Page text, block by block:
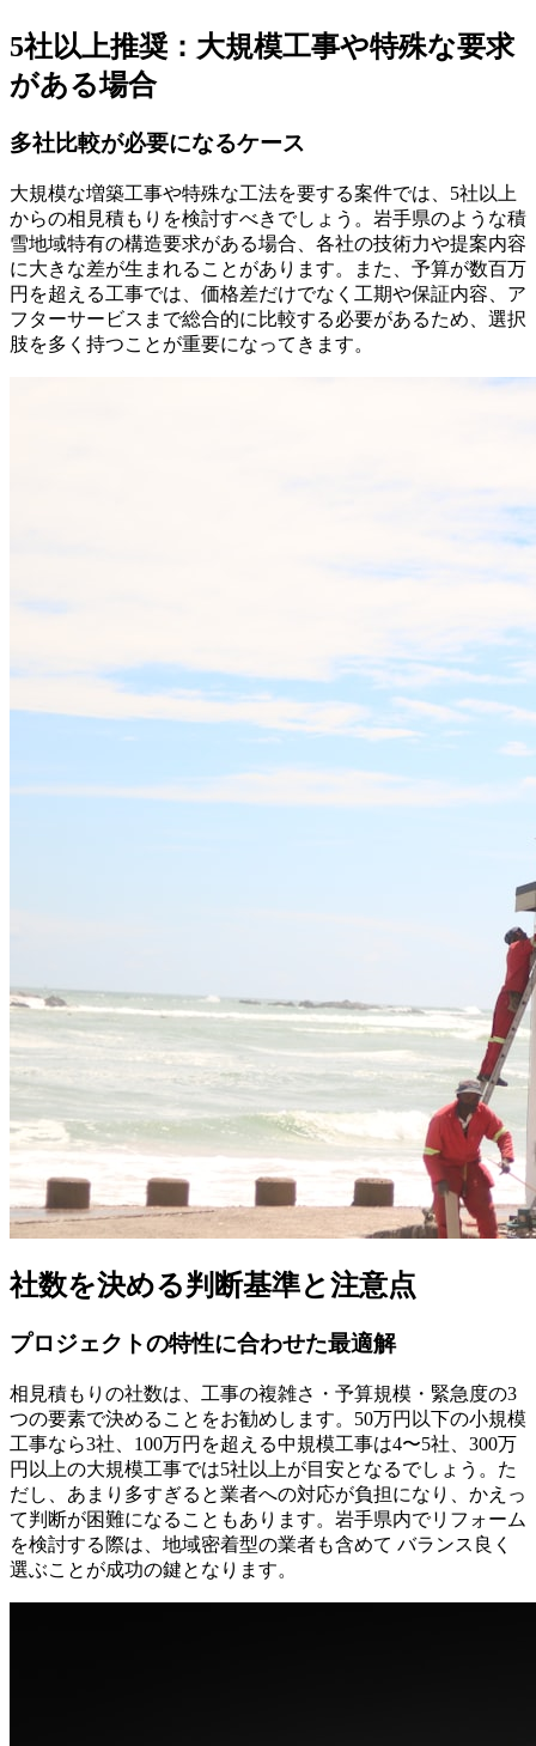
5社以上推奨：大規模工事や特殊な要求
がある場合
多社比較が必要になるケース
大規模な増築工事や特殊な工法を要する案件では、5社以上
からの相見積もりを検討すべきでしょう。岩手県のような積
雪地域特有の構造要求がある場合、各社の技術力や提案内容
に大きな差が生まれることがあります。また、予算が数百万
円を超える工事では、価格差だけでなく工期や保証内容、ア
フターサービスまで総合的に比較する必要があるため、選択
肢を多く持つことが重要になってきます。
社数を決める判断基準と注意点
プロジェクトの特性に合わせた最適解
相見積もりの社数は、工事の複雑さ・予算規模・緊急度の3
つの要素で決めることをお勧めします。50万円以下の小規模
工事なら3社、100万円を超える中規模工事は4〜5社、300万
円以上の大規模工事では5社以上が目安となるでしょう。た
だし、あまり多すぎると業者への対応が負担になり、かえっ
て判断が困難になることもあります。岩手県内でリフォーム
を検討する際は、地域密着型の業者も含めて バランス良く
選ぶことが成功の鍵となります。